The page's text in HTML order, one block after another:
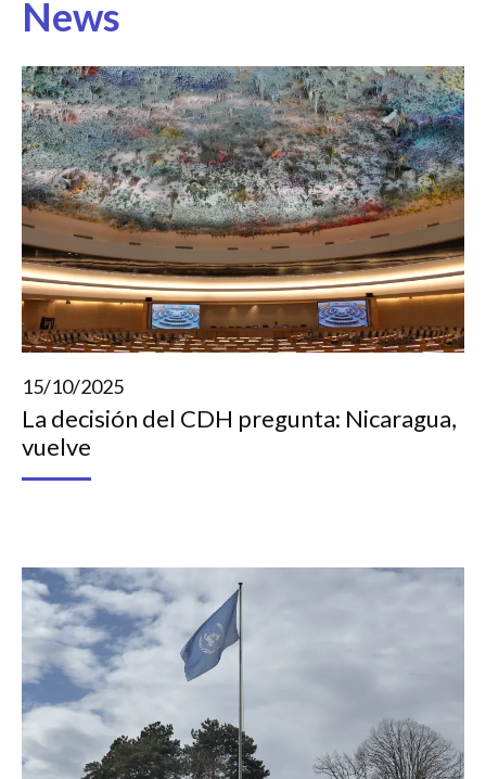
News
15/10/2025
La decisión del CDH pregunta: Nicaragua,
vuelve